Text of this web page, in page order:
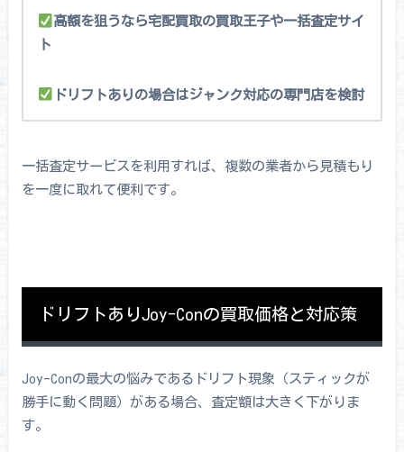
高額を狙うなら宅配買取の買取王子や一括査定サイ
ト
ドリフトありの場合はジャンク対応の専門店を検討
一括査定サービスを利用すれば、複数の業者から見積もり
を一度に取れて便利です。
ドリフトありJoy-Conの買取価格と対応策
Joy-Conの最大の悩みであるドリフト現象（スティックが
勝手に動く問題）がある場合、査定額は大きく下がりま
す。